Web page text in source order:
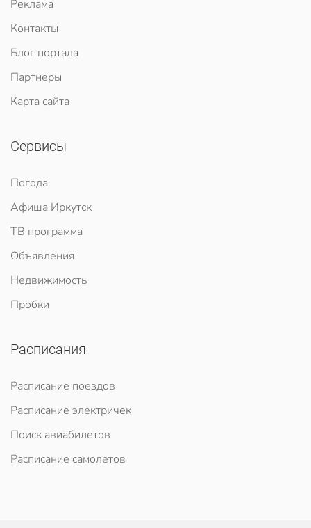
Реклама
Контакты
Блог портала
Партнеры
Карта сайта
Сервисы
Погода
Афиша Иркутск
ТВ программа
Объявления
Недвижимость
Пробки
Расписания
Расписание поездов
Расписание электричек
Поиск авиабилетов
Расписание самолетов